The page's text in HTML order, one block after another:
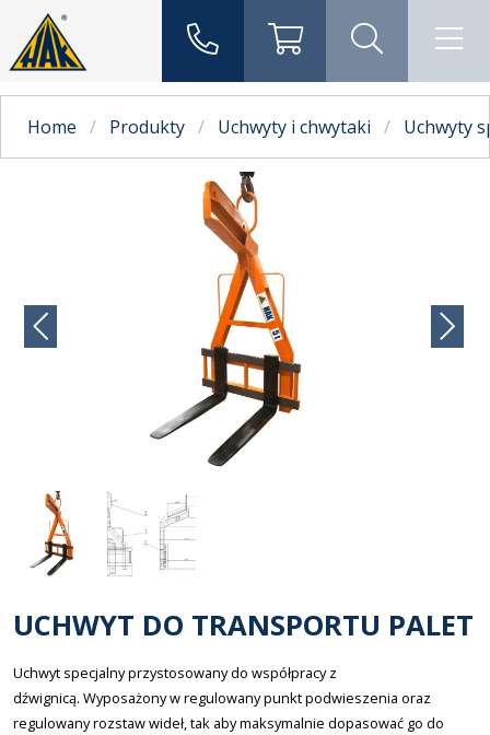
Home Produkty Uchwyty i chwytaki Uchwyty
UCHWYT DO TRANSPORTU PALET
Uchwyt specjalny przystosowany do współpracy z
dźwignicą. Wyposażony w regulowany punkt podwieszenia oraz
regulowany rozstaw wideł, tak aby maksymalnie dopasować go do